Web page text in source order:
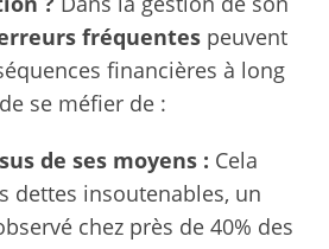
fréquentespeuvent
financières à long
se méfier de :
de ses moyens : Cela
dettes insoutenables, un
chez près de 40% des